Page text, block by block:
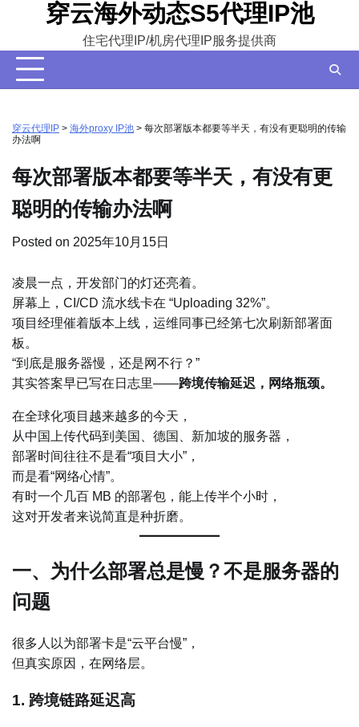
content
穿云海外动态S5代理IP池
住宅代理IP/机房代理IP服务提供商
穿云代理IP > 海外proxy IP池 > 每次部署版本都要等半天，有没有更聪明的传输
办法啊
每次部署版本都要等半天，有没有更
聪明的传输办法啊
Posted on 2025年10月15日
凌晨一点，开发部门的灯还亮着。
屏幕上，CI/CD 流水线卡在 “Uploading 32%”。
项目经理催着版本上线，运维同事已经第七次刷新部署面
板。
“到底是服务器慢，还是网不行？”
其实答案早已写在日志里——跨境传输延迟，网络瓶颈。
在全球化项目越来越多的今天，
从中国上传代码到美国、德国、新加坡的服务器，
部署时间往往不是看“项目大小”，
而是看“网络心情”。
有时一个几百 MB 的部署包，能上传半个小时，
这对开发者来说简直是种折磨。
一、为什么部署总是慢？不是服务器的
问题
很多人以为部署卡是“云平台慢”，
但真实原因，在网络层。
1. 跨境链路延迟高